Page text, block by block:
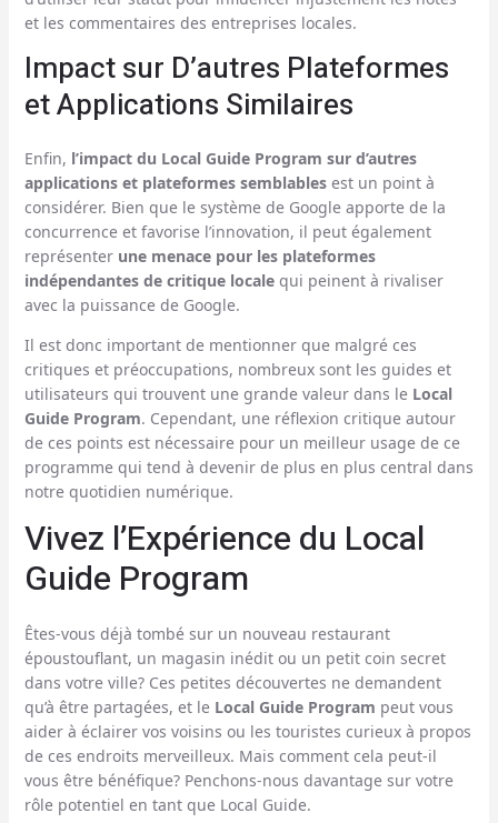
et les commentaires des entreprises locales.
Impact sur D’autres Plateformes
et Applications Similaires
Enfin, l’impact du Local Guide Program sur d’autres
applications et plateformes semblablesest un point à
considérer. Bien que le système de Google apporte de la
concurrence et favorise l’innovation, il peut également
représenter une menace pour les plateformes
indépendantes de critique localequi peinent à rivaliser
avec la puissance de Google.
Il est donc important de mentionner que malgré ces
critiques et préoccupations, nombreux sont les guides et
utilisateurs qui trouvent une grande valeur dans le Local
Guide Program. Cependant, une réflexion critique autour
de ces points est nécessaire pour un meilleur usage de ce
programme qui tend à devenir de plus en plus central dans
notre quotidien numérique.
Vivez l’Expérience du Local
Guide Program
Êtes-vous déjà tombé sur un nouveau restaurant
époustouflant, un magasin inédit ou un petit coin secret
dans votre ville? Ces petites découvertes ne demandent
qu’à être partagées, et le Local Guide Program peut vous
aider à éclairer vos voisins ou les touristes curieux à propos
de ces endroits merveilleux. Mais comment cela peut-il
vous être bénéfique? Penchons-nous davantage sur votre
rôle potentiel en tant que Local Guide.